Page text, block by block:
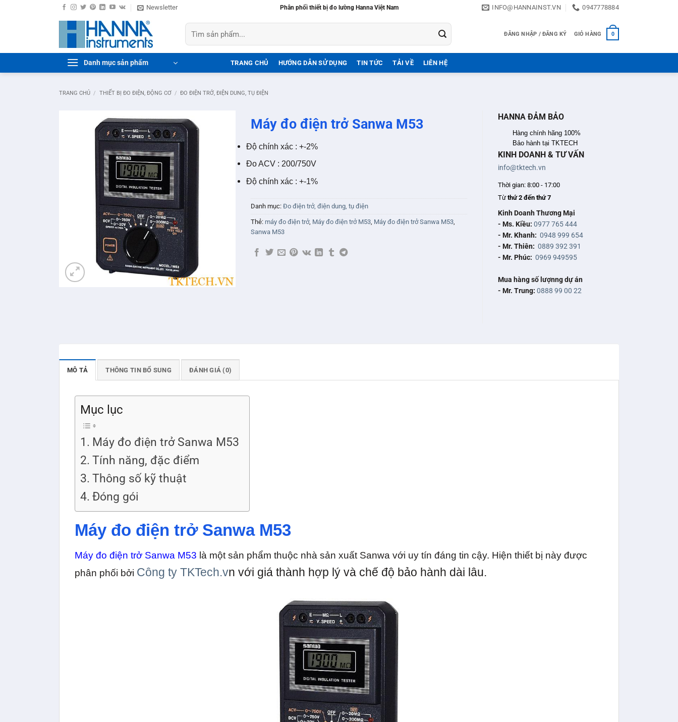
Newsletter Phân phối thiết bị đo lường Hanna Việt Nam INFO@HANNAINST.VN 0947778884
Tìm
kiếm:
ĐĂNG NHẬP / ĐĂNG KÝ GIỎ HÀNG 0
Danh mục sản phẩm TRANG CHỦ HƯỚNG DẪN SỬ DỤNG TIN TỨC TẢI VỀ LIÊN HỆ
TRANG CHỦ / THIẾT BỊ ĐO ĐIỆN, ĐỘNG CƠ / ĐO ĐIỆN TRỞ, ĐIỆN DUNG, TỤ ĐIỆN
Máy đo điện trở Sanwa M53
Độ chính xác : +-2%
Đo ACV : 200/750V
Độ chính xác : +-1%
Danh mục: Đo điện trở, điện dung, tụ điện
Thẻ: máy đo điện trở, Máy đo điện trở M53 Máy đo điện trở Sanwa M53
Sanwa M53
HANNA ĐẢM BẢO
Hàng chính hãng 100%
Bảo hành tại TKTECH
KINH DOANH & TƯ VẤN
info@tktech.vn
Thời gian: 8:00 - 17:00
Từthứ 2 đến thứ 7
Kinh Doanh Thương Mại
- Ms. Kiều: 0977 765 444
- Mr. Khanh: 0948 999 654
- Mr. Thiên: 0889 392 391
- Mr. Phúc: 0969 949595
Mua hàng số lượnng dự án
- Mr. Trung: 0888 99 00 22
MÔ TẢ THÔNG TIN BỔ SUNG ĐÁNH GIÁ (0)
Mục lục
Máy đo điện trở Sanwa M53
Tính năng, đặc điểm
Thông số kỹ thuật
Đóng gói
Máy đo điện trở Sanwa M53
Máy đo điện trở Sanwa M53 là một sản phẩm thuộc nhà sản xuất Sanwa với uy tín đáng tin cậy. Hiện thiết bị này được
phân phối bởi Công ty TKTech.vn với giá thành hợp lý và chế độ bảo hành dài lâu.